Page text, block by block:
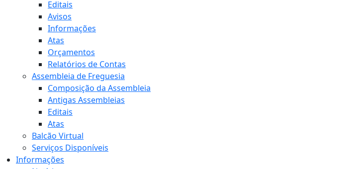
Editais
Avisos
Informações
Atas
Orçamentos
Relatórios de Contas
Assembleia de Freguesia
Composição da Assembleia
Antigas Assembleias
Editais
Atas
Balcão Virtual
Serviços Disponíveis
Informações